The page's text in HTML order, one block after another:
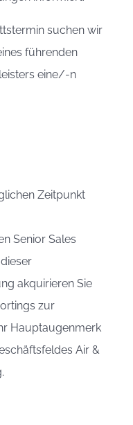
suchen wir
führenden
eine/-n
Zeitpunkt
Senior Sales
akquirieren Sie
zur
Hauptaugenmerk
Air &